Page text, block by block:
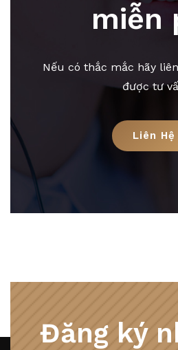
miễn
Nếu có thắc mắc hãy
được tư
Liên Hệ
Đăng ký